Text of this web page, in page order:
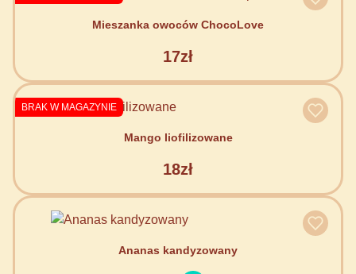
Mieszanka owoców ChocoLove
17zł
BRAK W MAGAZYNIE
Mango liofilizowane
18zł
Ananas kandyzowany